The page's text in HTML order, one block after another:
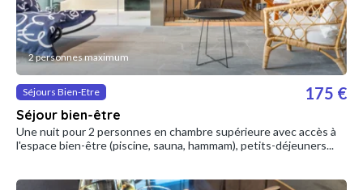
2 personnes maximum
Séjours Bien-Etre
Séjour bien-être
175 €
Une nuit pour 2 personnes en chambre supérieure avec accès à
l'espace bien-être (piscine, sauna, hammam), petits-déjeuners...